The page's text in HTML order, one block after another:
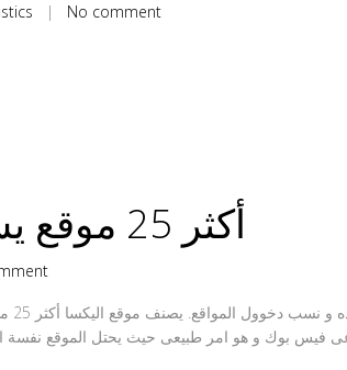
| No comment
أكثر 25 موقع يستخدمهم المصريون